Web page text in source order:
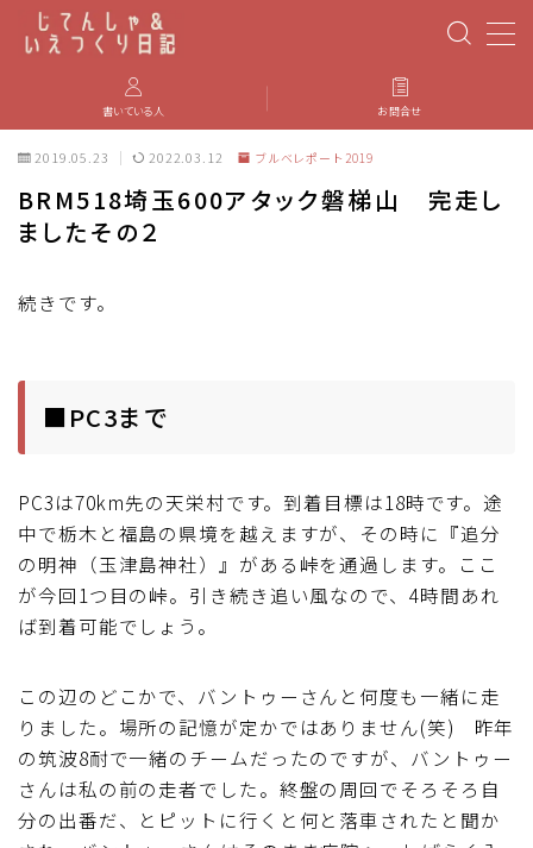
PBP(Paris-Brest-Paris)
エベレスティング
パーツのインプレ・カスタマイズ
カステリ
ブルベ装備
ディスクブレーキ
Di2関連
ブルべレポート2025
ブルべレポート2024
ブルべレポート2023
書いている人 お問合せ
2019.05.23 2022.03.12 ブルベレポート2019
BRM518埼玉600アタック磐梯山 完走し
ましたその２
続きです。
■PC3まで
PC3は70km先の天栄村です。到着目標は18時です。途
中で栃木と福島の県境を越えますが、その時に『追分
の明神（玉津島神社）』がある峠を通過します。ここ
が今回1つ目の峠。引き続き追い風なので、4時間あれ
ば到着可能でしょう。
この辺のどこかで、バントゥーさんと何度も一緒に走
りました。場所の記憶が定かではありません(笑) 昨年
の筑波8耐で一緒のチームだったのですが、バントゥー
さんは私の前の走者でした。終盤の周回でそろそろ自
分の出番だ、とピットに行くと何と落車されたと聞か